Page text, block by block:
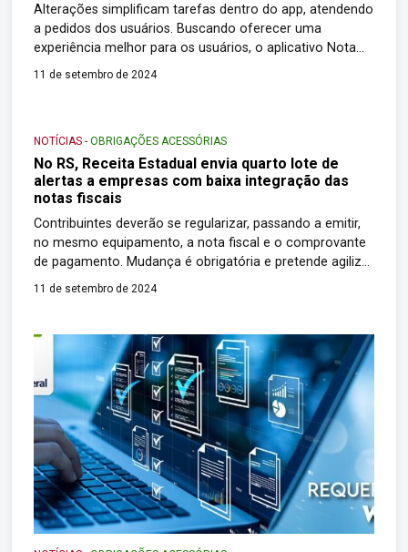
Alterações simplificam tarefas dentro do app, atendendo
a pedidos dos usuários. Buscando oferecer uma
experiência melhor para os usuários, o aplicativo Nota
Fiscal Fácil (NFF) passou por uma atualização. As
[…]
11 de setembro de 2024
NOTÍCIAS -OBRIGAÇÕES ACESSÓRIAS
No RS, Receita Estadual envia quarto lote de
alertas a empresas com baixa integração das
notas fiscais
Contribuintes deverão se regularizar, passando a emitir,
no mesmo equipamento, a nota fiscal e o comprovante
de pagamento. Mudança é obrigatória e pretende agilizar
vendas e simplificar obrigações A Receita Estadual (RE)
chamada Nota Integrada. Desde o dia […]
11 de setembro de 2024